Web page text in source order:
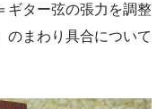
ギター弦の張力を調整
のまわり具合について